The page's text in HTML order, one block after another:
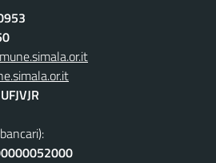
UFJVJR